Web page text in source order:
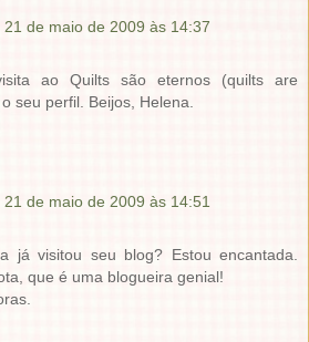
21 de maio de 2009 às 14:37
ao Quilts são eternos (quilts are
seu perfil. Beijos, Helena.
21 de maio de 2009 às 14:51
já visitou seu blog? Estou encantada.
que é uma blogueira genial!